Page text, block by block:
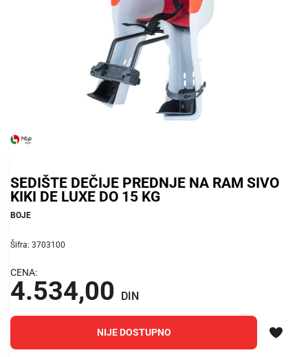
SEDIŠTE DEČIJE PREDNJE NA RAM SIVO
KIKI DE LUXE DO 15 KG
BOJE
Šifra: 3703100
CENA:
4.534,00 DIN
NIJE DOSTUPNO